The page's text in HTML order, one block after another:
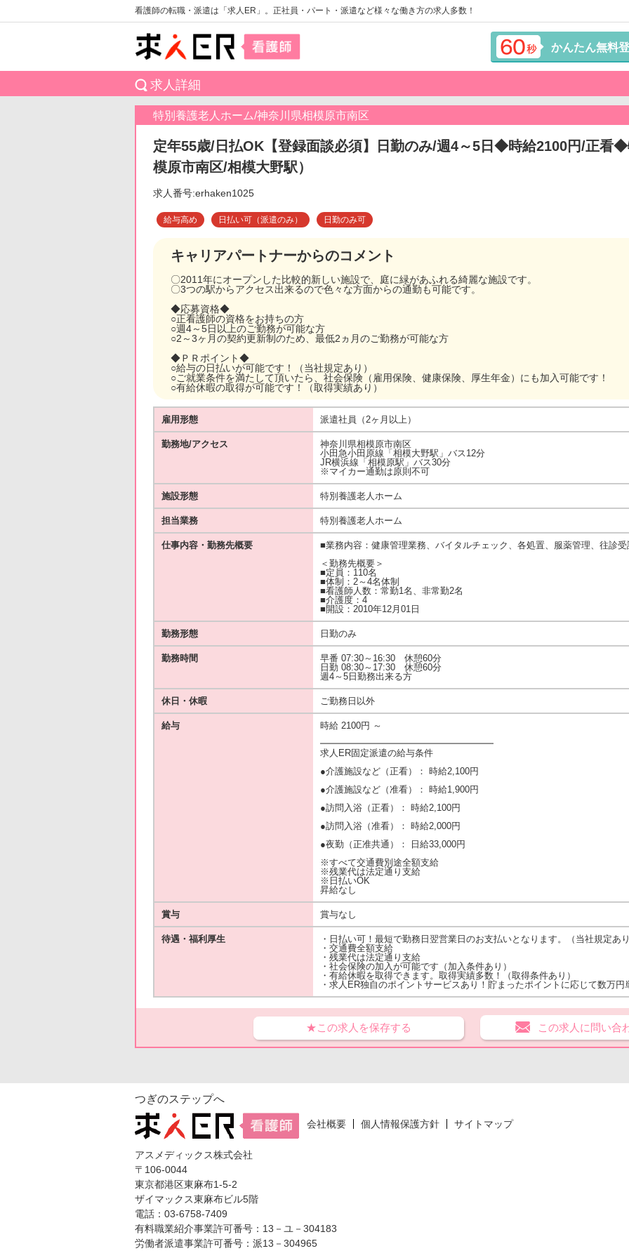
看護師の転職・派遣は「求人ER」。正社員・パート・派遣など様々な働き方の求人多数！
かんたん無料
求人詳細
特別養護老人ホーム/神奈川県相模原市南区
定年55歳/日払OK【登録面談必須】日勤のみ/週4～5日◆時給2100円/正看
模原市南区/相模大野駅）
求人番号:erhaken1025
給与高め 日払い可（派遣のみ） 日勤のみ可
キャリアパートナーからのコメント
〇2011年にオープンした比較的新しい施設で、庭に緑があふれる綺麗な施設です。
〇3つの駅からアクセス出来るので色々な方面からの通勤も可能です。
◆応募資格◆
○正看護師の資格をお持ちの方
○週4～5日以上のご勤務が可能な方
○2～3ヶ月の契約更新制のため、最低2ヵ月のご勤務が可能な方
◆ＰＲポイント◆
○給与の日払いが可能です！（当社規定あり）
○ご就業条件を満たして頂いたら、社会保険（雇用保険、健康保険、厚生年金）にも加入可能です！
○有給休暇の取得が可能です！（取得実績あり）
雇用形態 派遣社員（2ヶ月以上）
勤務地/アクセス
神奈川県相模原市南区
小田急小田原線「相模大野駅」バス12分
JR横浜線「相模原駅」バス30分
※マイカー通勤は原則不可
施設形態 特別養護老人ホーム
担当業務 特別養護老人ホーム
仕事内容・勤務先概要
■業務内容：健康管理業務、バイタルチェック、各処置、服薬管理、往診
＜勤務先概要＞
■定員：110名
■体制：2～4名体制
■看護師人数：常勤1名、非常勤2名
■介護度：4
■開設：2010年12月01日
勤務形態 日勤のみ
勤務時間
早番 07:30～16:30 休憩60分
日勤 08:30～17:30 休憩60分
週4～5日勤務出来る方
休日・休暇 ご勤務日以外
給与
時給 2100円 ～
━━━━━━━━━━━━━━━━━━━
求人ER固定派遣の給与条件
●介護施設など（正看）： 時給2,100円
●介護施設など（准看）： 時給1,900円
●訪問入浴（正看）： 時給2,100円
●訪問入浴（准看）： 時給2,000円
●夜勤（正准共通）： 日給33,000円
※すべて交通費別途全額支給
※残業代は法定通り支給
※日払いOK
昇給なし
賞与 賞与なし
待遇・福利厚生
・日払い可！最短で勤務日翌営業日のお支払いとなります。（当社規定あ
・交通費全額支給
・残業代は法定通り支給
・社会保険の加入が可能です（加入条件あり）
・有給休暇を取得できます。取得実績多数！（取得条件あり）
・求人ER独自のポイントサービスあり！貯まったポイントに応じて数万
★この求人を保存する この求人に問い合
つぎのステップへ
会社概要 個人情報保護方針 サイトマップ
アスメディックス株式会社
〒106-0044
東京都港区東麻布1-5-2
ザイマックス東麻布ビル5階
電話：03-6758-7409
有料職業紹介事業許可番号：13－ユ－304183
労働者派遣事業許可番号：派13－304965